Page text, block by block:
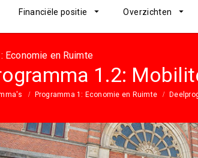
Financiële positie Overzichten
Economie en Ruimte
1.2:
Programma 1: Economie en Ruimte